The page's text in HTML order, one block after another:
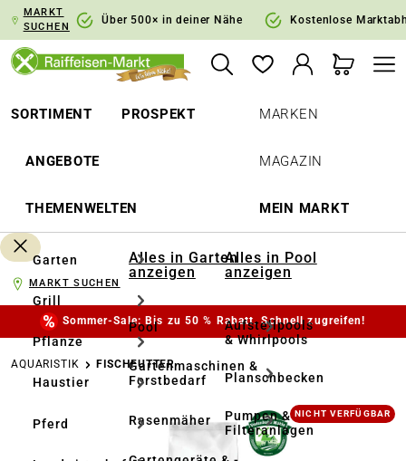
Zur Hauptnavigation springen
MARKT
SUCHEN
Über 500× in deiner Nähe Kostenlose
SORTIMENT PROSPEKT
ANGEBOTE
THEMENWELTEN
MARKEN
MAGAZIN
MEIN MARKT
Garten
Grill
Pflanze
Haustier
Pferd
Alles in Garten
anzeigen
Pool
Gartenmaschinen &
Forstbedarf
Rasenmäher
Alles in Pool
anzeigen
Aufstellpools
& Whirlpools
Planschbecken
Pumpen &
Filteranlagen
MARKT SUCHEN
Sommer-Sale: Bis zu 50 % Rabatt. Schnell zugreifen!
AQUARISTIK FISCHFUTTER
Bildergalerie überspringen NICHT VERFÜGBAR